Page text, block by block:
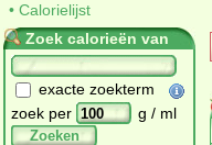
• Calorielijst
Zoek calorieën van
exacte zoekterm
zoek per
g / ml
Zoeken